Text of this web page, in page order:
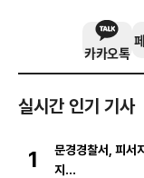
카카오톡
실시간 인기 기사
1
문경경찰서, 피서
지…